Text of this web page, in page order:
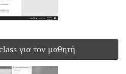
για τον μαθητή